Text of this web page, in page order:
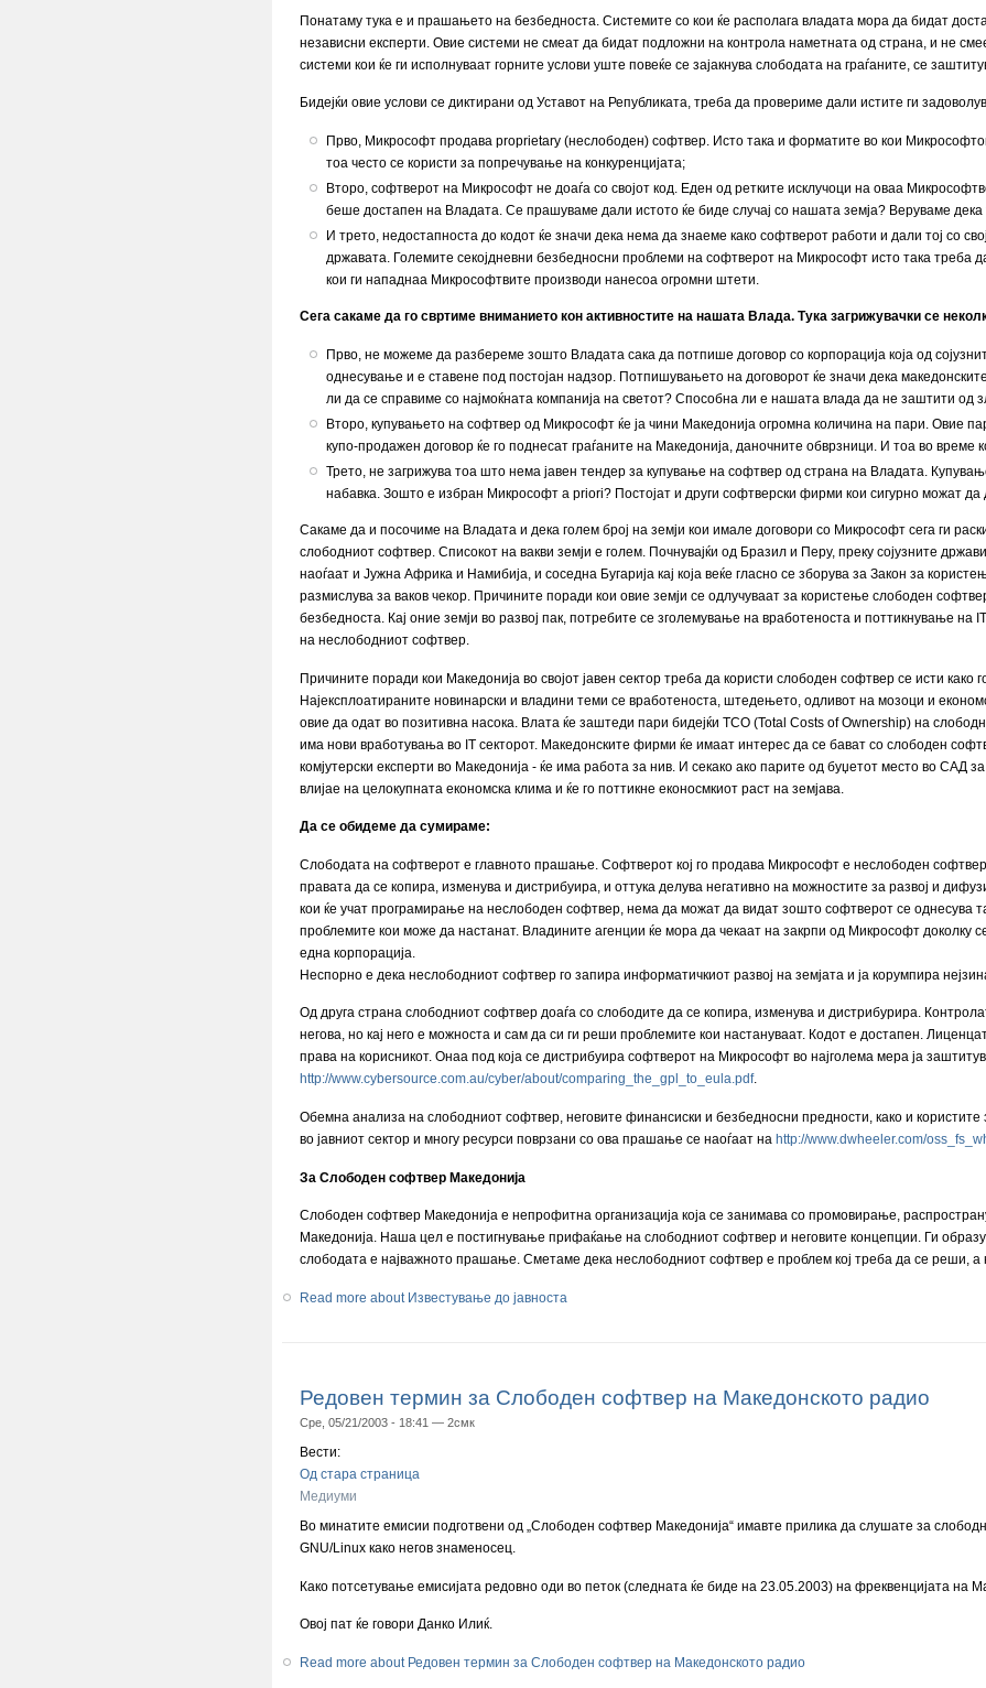
Понатаму тука е и прашањето на безбедноста. Системите со кои ќе располага владата мора да бидат
независни експерти. Овие системи не смеат да бидат подложни на контрола наметната од страна, и не
системи кои ќе ги исполнуваат горните услови уште повеќе се зајакнува слободата на граѓаните, се
Бидејќи овие услови се диктирани од Уставот на Републиката, треба да провериме дали истите ги
Прво, Микрософт продава proprietary (неслободен) софтвер. Исто така и форматите во кои
тоа често се користи за попречување на конкуренцијата;
Второ, софтверот на Микрософт не доаѓа со својот код. Еден од ретките исклучоци на оваа
беше достапен на Владата. Се прашуваме дали истото ќе биде случај со нашата земја? Веруваме
И трето, недостапноста до кодот ќе значи дека нема да знаеме како софтверот работи и дали тој со
државата. Големите секојдневни безбедносни проблеми на софтверот на Микрософт исто така треба
кои ги нападнаа Микрософтвите производи нанесоа огромни штети.
Сега сакаме да го свртиме вниманието кон активностите на нашата Влада. Тука загрижувачки се
Прво, не можеме да разбереме зошто Владата сака да потпише договор со корпорација која од
однесување и е ставене под постојан надзор. Потпишувањето на договорот ќе значи дека
ли да се справиме со најмоќната компанија на светот? Способна ли е нашата влада да не заштити од
Второ, купувањето на софтвер од Микрософт ќе ја чини Македонија огромна количина на пари. Овие
купо-продажен договор ќе го поднесат граѓаните на Македонија, даночните обврзници. И тоа во време
Трето, не загрижува тоа што нема јавен тендер за купување на софтвер од страна на Владата.
набавка. Зошто е избран Микрософт a priori? Постојат и други софтверски фирми кои сигурно можат да
Сакаме да и посочиме на Владата и дека голем број на земји кои имале договори со Микрософт сега ги
слободниот софтвер. Списокот на вакви земји е голем. Почнувајќи од Бразил и Перу, преку сојузните
наоѓаат и Јужна Африка и Намибија, и соседна Бугарија кај која веќе гласно се зборува за Закон за
размислува за ваков чекор. Причините поради кои овие земји се одлучуваат за користење слободен
безбедноста. Кај оние земји во развој пак, потребите се зголемување на вработеноста и поттикнување
на неслободниот софтвер.
Причините поради кои Македонија во својот јавен сектор треба да користи слободен софтвер се исти како
Најексплоатираните новинарски и владини теми се вработеноста, штедењето, одливот на мозоци и
овие да одат во позитивна насока. Влата ќе заштеди пари бидејќи TCO (Total Costs of Ownership) на
има нови вработувања во IT секторот. Македонските фирми ќе имаат интерес да се бават со слободен
комјутерски експерти во Македонија - ќе има работа за нив. И секако ако парите од буџетот место во САД
влијае на целокупната економска клима и ќе го поттикне еконосмкиот раст на земјава.
Да се обидеме да сумираме:
Слободата на софтверот е главното прашање. Софтверот кој го продава Микрософт е неслободен софтвер
правата да се копира, изменува и дистрибуира, и оттука делува негативно на можностите за развој и
кои ќе учат програмирање на неслободен софтвер, нема да можат да видат зошто софтверот се однесува
проблемите кои може да настанат. Владините агенции ќе мора да чекаат на закрпи од Микрософт доколку
една корпорација.
Неспорно е дека неслободниот софтвер го запира информатичкиот развој на земјата и ја корумпира
Од друга страна слободниот софтвер доаѓа со слободите да се копира, изменува и дистрибурира.
негова, но кај него е можноста и сам да си ги реши проблемите кои настануваат. Кодот е достапен.
права на корисникот. Онаа под која се дистрибуира софтверот на Микрософт во најголема мера ја
http://www.cybersource.com.au/cyber/about/comparing_the_gpl_to_eula.pdf.
Обемна анализа на слободниот софтвер, неговите финансиски и безбедносни предности, како и
во јавниот сектор и многу ресурси поврзани со ова прашање се наоѓаат на http://www.dwheeler.com/
За Слободен софтвер Македонија
Слободен софтвер Македонија е непрофитна организација која се занимава со промовирање,
Македонија. Наша цел е постигнување прифаќање на слободниот софтвер и неговите концепции. Ги
слободата е најважното прашање. Сметаме дека неслободниот софтвер е проблем кој треба да се реши,
Read more about Известување до јавноста
Редовен термин за Слободен софтвер на Македонското радио
Сре, 05/21/2003 - 18:41 — 2смк
Вести:
Од стара страница
Медиуми
Во минатите емисии подготвени од „Слободен софтвер Македонија“ имавте прилика да слушате за
GNU/Linux како негов знаменосец.
Како потсетување емисијата редовно оди во петок (следната ќе биде на 23.05.2003) на фреквенцијата на
Овој пат ќе говори Данко Илиќ.
Read more about Редовен термин за Слободен софтвер на Македонското радио